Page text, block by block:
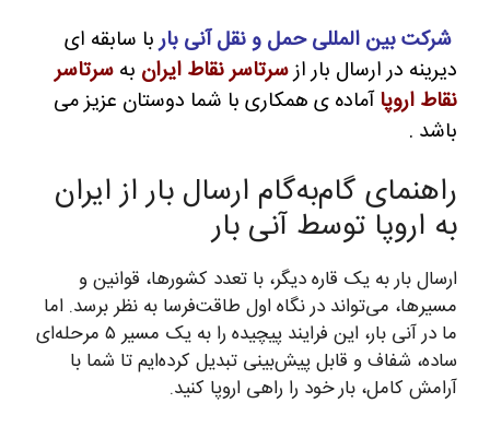
شرکت بین المللی حمل و نقل آنی باربا سابقه ای
دیرینه در ارسال بار ازسرتاسر نقاط ایران به سرتاسر
نقاط اروپاآماده ی همکاری با شما دوستان عزیز می
باشد .
راهنمای گام‌به‌گام ارسال بار از ایران
به اروپا توسط آنی بار
ارسال بار به یک قاره دیگر، با تعدد کشورها، قوانین و
مسیرها، می‌تواند در نگاه اول طاقت‌فرسا به نظر برسد. اما
ما در آنی بار، این فرایند پیچیده را به یک مسیر ۵ مرحله‌ای
ساده، شفاف و قابل پیش‌بینی تبدیل کرده‌ایم تا شما با
آرامش کامل، بار خود را راهی اروپا کنید.